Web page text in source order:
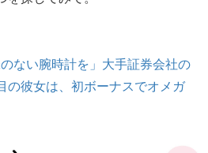
のない腕時計を」大手証券会社の
の彼女は、初ボーナスでオメガ